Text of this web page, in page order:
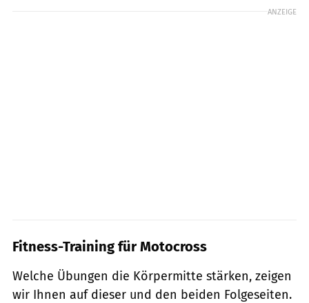
ANZEIGE
Fitness-Training für Motocross
Welche Übungen die Körpermitte stärken, zeigen
wir Ihnen auf dieser und den beiden Folgeseiten.